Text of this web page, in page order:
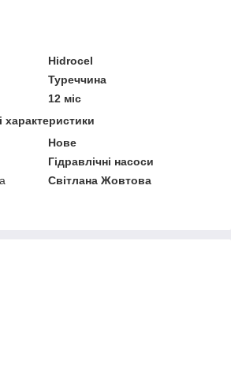
Hidrocel
Туреччина
12 міс
характеристики
Нове
Гідравлічні насоси
Світлана Жовтова